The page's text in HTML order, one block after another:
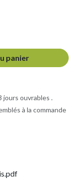
panier
jours ouvrables .
à la commande